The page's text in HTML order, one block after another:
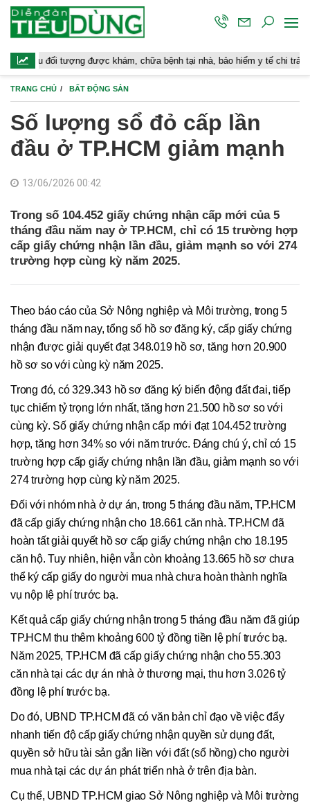
tượng được khám, chữa bệnh tại nhà, bảo hiểm y tế chi trả
TRANG CHỦ BẤT ĐỘNG SẢN
Số lượng sổ đỏ cấp lần
đầu ở TP.HCM giảm mạnh
13/06/2026 00:42
Trong số 104.452 giấy chứng nhận cấp mới của 5
tháng đầu năm nay ở TP.HCM, chỉ có 15 trường hợp
cấp giấy chứng nhận lần đầu, giảm mạnh so với 274
trường hợp cùng kỳ năm 2025.
Theo báo cáo của Sở Nông nghiệp và Môi trường, trong 5
tháng đầu năm nay, tổng số hồ sơ đăng ký, cấp giấy chứng
nhận được giải quyết đạt 348.019 hồ sơ, tăng hơn 20.900
hồ sơ so với cùng kỳ năm 2025.
Trong đó, có 329.343 hồ sơ đăng ký biến động đất đai, tiếp
tục chiếm tỷ trọng lớn nhất, tăng hơn 21.500 hồ sơ so với
cùng kỳ. Số giấy chứng nhận cấp mới đạt 104.452 trường
hợp, tăng hơn 34% so với năm trước. Đáng chú ý, chỉ có 15
trường hợp cấp giấy chứng nhận lần đầu, giảm mạnh so với
274 trường hợp cùng kỳ năm 2025.
Đối với nhóm nhà ở dự án, trong 5 tháng đầu năm, TP.HCM
đã cấp giấy chứng nhận cho 18.661 căn nhà. TP.HCM đã
hoàn tất giải quyết hồ sơ cấp giấy chứng nhận cho 18.195
căn hộ. Tuy nhiên, hiện vẫn còn khoảng 13.665 hồ sơ chưa
thể ký cấp giấy do người mua nhà chưa hoàn thành nghĩa
vụ nộp lệ phí trước bạ.
Kết quả cấp giấy chứng nhận trong 5 tháng đầu năm đã giúp
TP.HCM thu thêm khoảng 600 tỷ đồng tiền lệ phí trước bạ.
Năm 2025, TP.HCM đã cấp giấy chứng nhận cho 55.303
căn nhà tại các dự án nhà ở thương mại, thu hơn 3.026 tỷ
đồng lệ phí trước bạ.
Do đó, UBND TP.HCM đã có văn bản chỉ đạo về việc đẩy
nhanh tiến độ cấp giấy chứng nhận quyền sử dụng đất,
quyền sở hữu tài sản gắn liền với đất (sổ hồng) cho người
mua nhà tại các dự án phát triển nhà ở trên địa bàn.
Cụ thể, UBND TP.HCM giao Sở Nông nghiệp và Môi trường